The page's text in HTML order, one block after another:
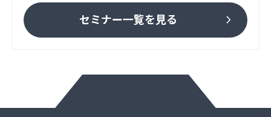
セミナー一覧を見る chevron_right